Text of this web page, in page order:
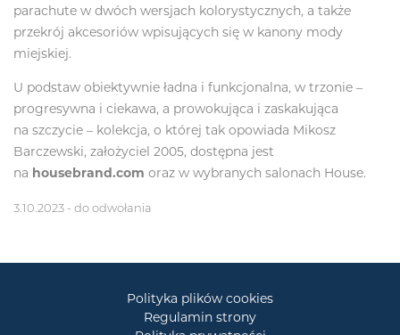
parachute w dwóch wersjach kolorystycznych, a także
przekrój akcesoriów wpisujących się w kanony mody
miejskiej.
U podstaw obiektywnie ładna i funkcjonalna, w trzonie –
progresywna i ciekawa, a prowokująca i zaskakująca
na szczycie – kolekcja, o której tak opowiada Mikosz
Barczewski, założyciel 2005, dostępna jest
na housebrand.com oraz w wybranych salonach House.
3.10.2023 - do odwołania
Polityka plików cookies
Regulamin strony